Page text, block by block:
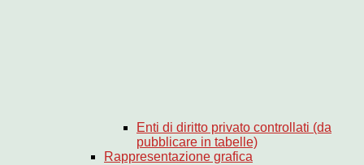
Enti di diritto privato controllati (da
pubblicare in tabelle)
Rappresentazione grafica